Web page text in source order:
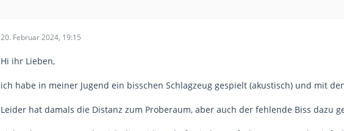
20. Februar 2024, 19:15
Hi ihr Lieben,
ich habe in meiner Jugend ein bisschen Schlagzeug gespielt (akustisch) und mit
Leider hat damals die Distanz zum Proberaum, aber auch der fehlende Biss dazu